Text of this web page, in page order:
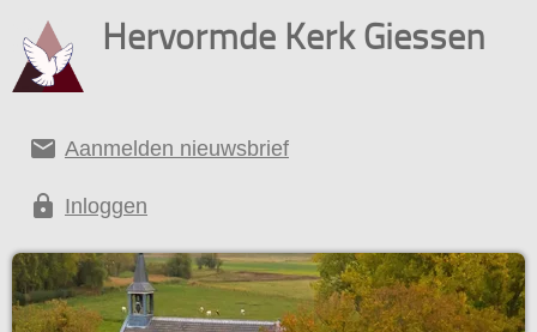
Hervormde Kerk Giessen
email Aanmelden nieuwsbrief
lock Inloggen